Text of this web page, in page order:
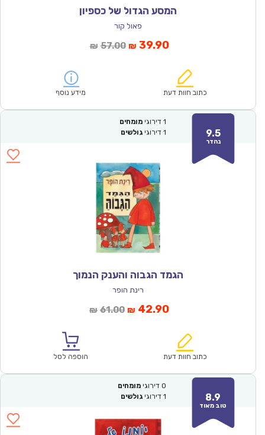
המסע הגדול של כספיון
פאול קור
₪ 57.00המחיר
₪57.00.
₪ 39.90המחיר
הוא:
כתוב חוות דעת מידע נוסף
9.5
נהדר
1 דירוגי מומחים
1 דירוגי גולשים
הגמד הגבוה והענק הנמוך
רינת הופר
₪ 61.00המחיר
₪61.00.
₪ 42.90המחיר
הוא:
כתוב חוות דעת הוספה לסל
8.9
טוב מאוד
0 דירוגי מומחים
1 דירוגי גולשים